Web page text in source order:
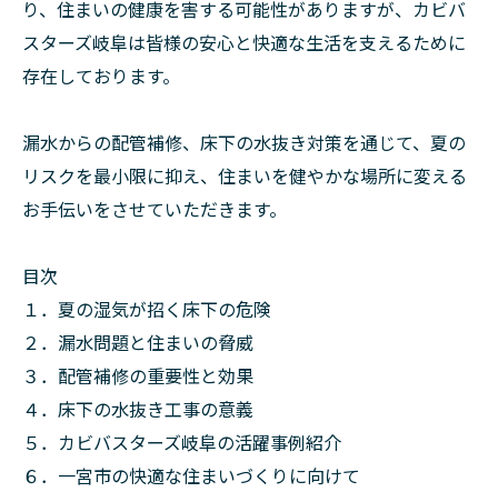
り、住まいの健康を害する可能性がありますが、カビバ
スターズ岐阜は皆様の安心と快適な生活を支えるために
存在しております。
漏水からの配管補修、床下の水抜き対策を通じて、夏の
リスクを最小限に抑え、住まいを健やかな場所に変える
お手伝いをさせていただきます。
目次
１．夏の湿気が招く床下の危険
２．漏水問題と住まいの脅威
３．配管補修の重要性と効果
４．床下の水抜き工事の意義
５．カビバスターズ岐阜の活躍事例紹介
６．一宮市の快適な住まいづくりに向けて